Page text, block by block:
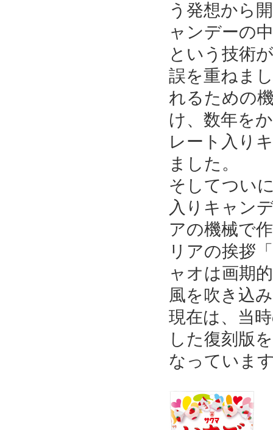
う発想から
ャンデーの
という技術
誤を重ねま
れるための
け、数年を
レート入り
ました。
そしてつい
入りキャン
アの機械で
リアの挨拶
ャオは画期
風を吹き込
現在は、当
した復刻版
なっていま